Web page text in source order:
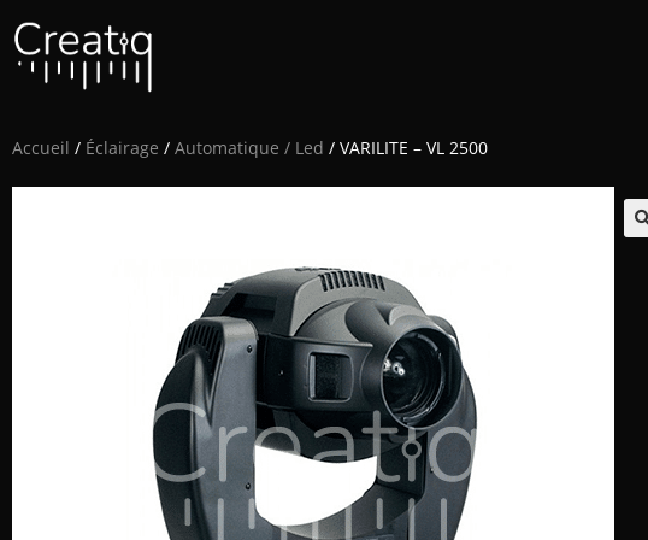
Accueil / Éclairage / Automatique / Led / VARILITE – VL 2500